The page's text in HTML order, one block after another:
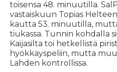
toisensa 48. minuutilla.
vastaiskuun Topias
kautta 53. minuutilla,
tiukassa. Tunnin kohdalla
Kaijasilta toi hetkellistä
hyökkäyspeliin, mutta
Lahden kontrollissa.